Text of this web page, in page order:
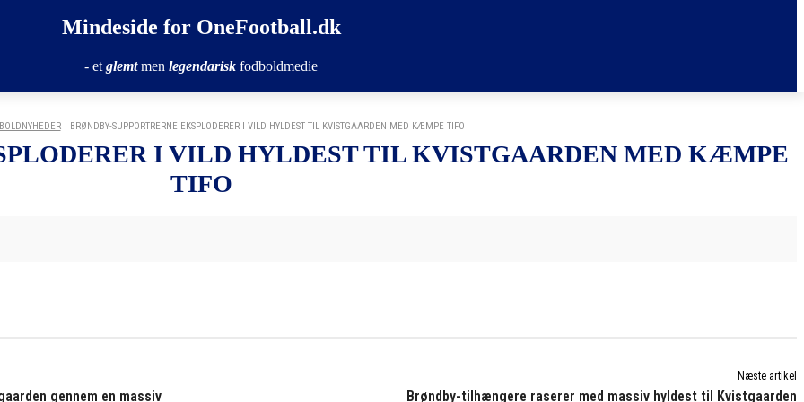
Mindeside for OneFootball.dk
- et glemtmen legendarisk fodboldmedie
BRØNDBY-SUPPORTRERNE EKSPLODERER I VILD HYLDEST TIL KVISTGAARDEN MED KÆMPE TIFO
I VILD HYLDEST TIL KVISTGAARDEN MED KÆMPE
TIFO
gennem en massiv
Næste artikel
Brøndby-tilhængere raserer med massiv hyldest til Kvistgaarden